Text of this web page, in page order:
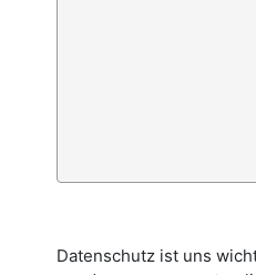
Datenschutz ist uns